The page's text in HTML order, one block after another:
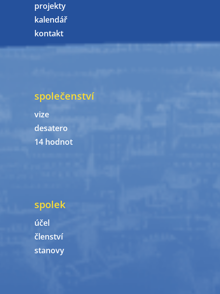
projekty
kalendář
kontakt
společenství
vize
desatero
14 hodnot
spolek
účel
členství
stanovy